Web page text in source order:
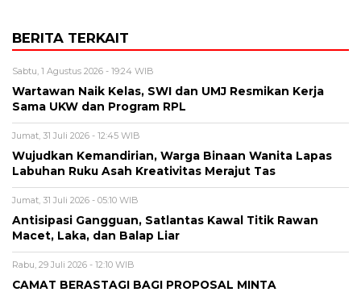
BERITA TERKAIT
Sabtu, 1 Agustus 2026 - 19:24 WIB
Wartawan Naik Kelas, SWI dan UMJ Resmikan Kerja
Sama UKW dan Program RPL
Jumat, 31 Juli 2026 - 12:45 WIB
Wujudkan Kemandirian, Warga Binaan Wanita Lapas
Labuhan Ruku Asah Kreativitas Merajut Tas
Jumat, 31 Juli 2026 - 05:10 WIB
Antisipasi Gangguan, Satlantas Kawal Titik Rawan
Macet, Laka, dan Balap Liar
Rabu, 29 Juli 2026 - 12:10 WIB
CAMAT BERASTAGI BAGI PROPOSAL MINTA